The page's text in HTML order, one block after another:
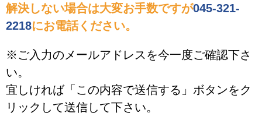
解決しない場合は大変お手数ですが045-321-
2218にお電話ください。
※ご入力のメールアドレスを今一度ご確認下さ
い。
宜しければ「この内容で送信する」ボタンをク
リックして送信して下さい。